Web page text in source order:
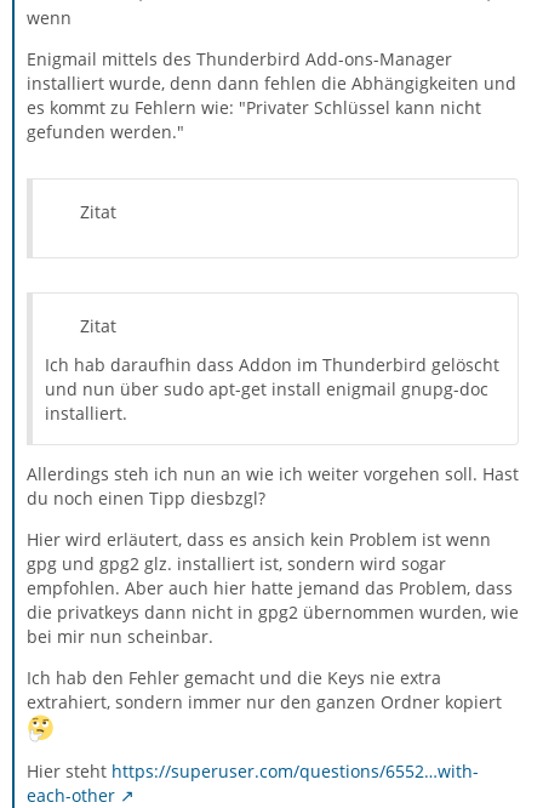
wenn
Enigmail mittels des Thunderbird Add-ons-Manager
installiert wurde, denn dann fehlen die Abhängigkeiten und
es kommt zu Fehlern wie: "Privater Schlüssel kann nicht
gefunden werden."
Zitat
Zitat
Ich hab daraufhin dass Addon im Thunderbird gelöscht
und nun über sudo apt-get install enigmail gnupg-doc
installiert.
Allerdings steh ich nun an wie ich weiter vorgehen soll. Hast
du noch einen Tipp diesbzgl?
Hier wird erläutert, dass es ansich kein Problem ist wenn
gpg und gpg2 glz. installiert ist, sondern wird sogar
empfohlen. Aber auch hier hatte jemand das Problem, dass
die privatkeys dann nicht in gpg2 übernommen wurden, wie
bei mir nun scheinbar.
Ich hab den Fehler gemacht und die Keys nie extra
extrahiert, sondern immer nur den ganzen Ordner kopiert
Hier steht https://superuser.com/questions/6552…with-
each-other